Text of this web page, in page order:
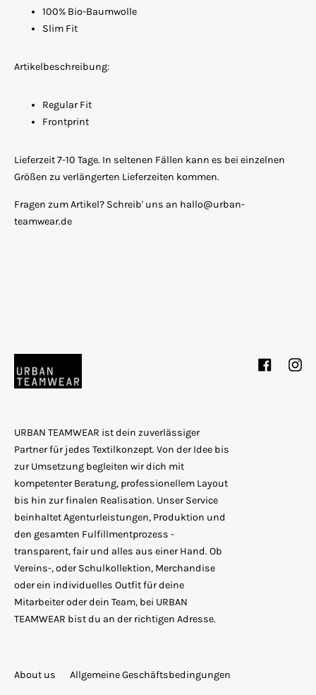
100% Bio-Baumwolle
Slim Fit
Artikelbeschreibung:
Regular Fit
Frontprint
Lieferzeit 7-10 Tage. In seltenen Fällen kann es bei einzelnen
Größen zu verlängerten Lieferzeiten kommen.
Fragen zum Artikel? Schreib' uns an hallo@urban-
teamwear.de
Facebook
URBAN TEAMWEAR ist dein zuverlässiger
Partner für jedes Textilkonzept. Von der Idee bis
zur Umsetzung begleiten wir dich mit
kompetenter Beratung, professionellem Layout
bis hin zur finalen Realisation. Unser Service
beinhaltet Agenturleistungen, Produktion und
den gesamten Fulfillmentprozess -
transparent, fair und alles aus einer Hand. Ob
Vereins-, oder Schulkollektion, Merchandise
oder ein individuelles Outfit für deine
Mitarbeiter oder dein Team, bei URBAN
TEAMWEAR bist du an der richtigen Adresse.
About us Allgemeine Geschäftsbedingungen